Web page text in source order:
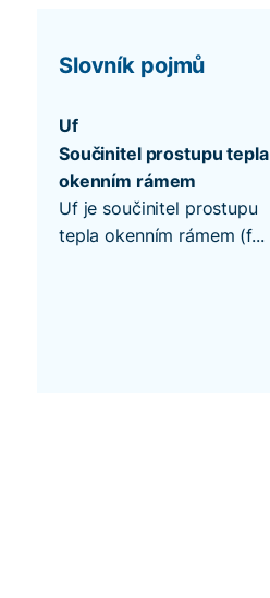
Slovník pojmů
Uf
Součinitel prostupu tepla
okenním rámem
Uf je součinitel prostupu
tepla okenním rámem (f...